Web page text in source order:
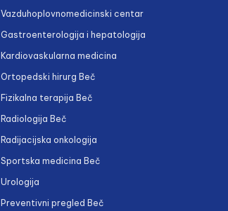
Vazduhoplovnomedicinski centar
Gastroenterologija i hepatologija
Kardiovaskularna medicina
Ortopedski hirurg Beč
Fizikalna terapija Beč
Radiologija Beč
Radijacijska onkologija
Sportska medicina Beč
Urologija
Preventivni pregled Beč